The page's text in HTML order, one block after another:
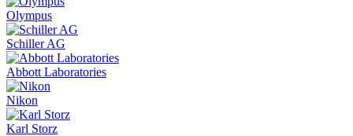
Olympus
Schiller AG
Abbott Laboratories
Nikon
Karl Storz